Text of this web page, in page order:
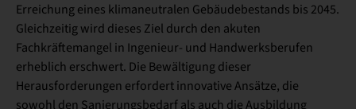
Erreichung eines klimaneutralen Gebäudebestands bis 2045.
Gleichzeitig wird dieses Ziel durch den akuten
Fachkräftemangel in Ingenieur- und Handwerksberufen
erheblich erschwert. Die Bewältigung dieser
Herausforderungen erfordert innovative Ansätze, die
sowohl den Sanierungsbedarf als auch die Ausbildung